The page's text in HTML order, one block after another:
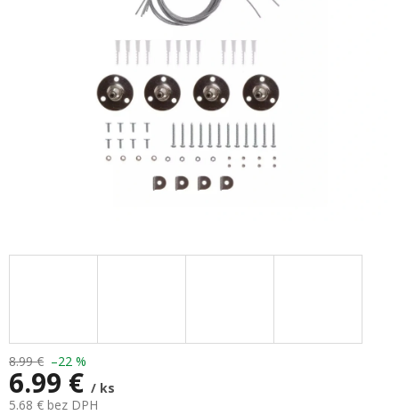
8.99 € –22 %
6.99 € / ks
5.68 € bez DPH